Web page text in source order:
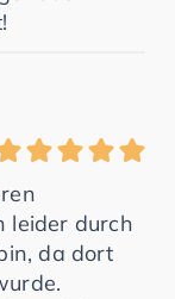
leider durch
da dort